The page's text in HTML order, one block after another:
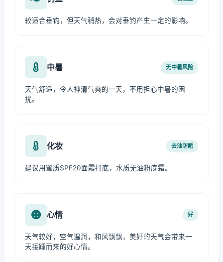
较适合垂钓，但天气稍热，会对垂钓产生一定的影响。
中暑 无中暑风险
天气舒适，令人神清气爽的一天，不用担心中暑的困
扰。
化妆 去油防晒
建议用蜜质SPF20面霜打底，水质无油粉底霜。
心情 好
天气较好，空气温润，和风飘飘，美好的天气会带来一
天接踵而来的好心情。